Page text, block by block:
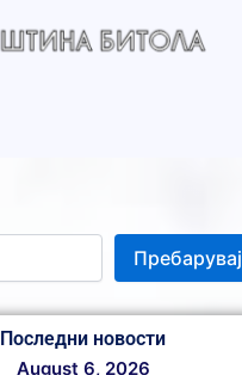
Пребарувај
Последни новости
August 6, 2026